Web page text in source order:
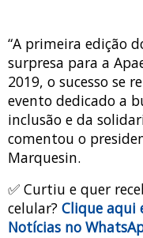
“A primeira edição
surpresa para a
2019, o sucesso se
evento dedicado a
inclusão e da
comentou o
Marquesin.
✅ Curtiu e quer
celular? Clique aqui
Notícias no